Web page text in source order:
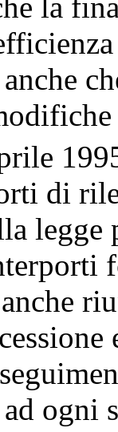
di
legge